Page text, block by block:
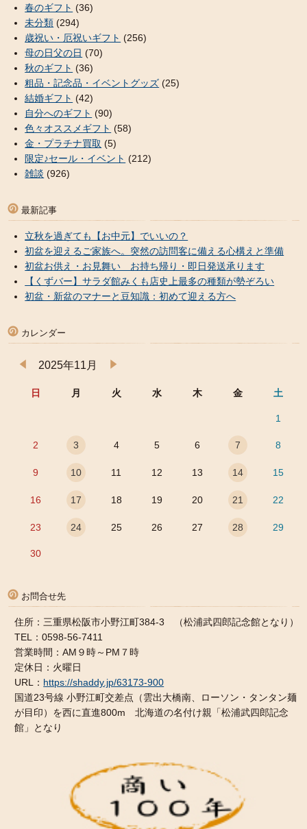
春のギフト (36)
未分類 (294)
歳祝い・厄祝いギフト (256)
母の日父の日 (70)
秋のギフト (36)
粗品・記念品・イベントグッズ (25)
結婚ギフト (42)
自分へのギフト (90)
色々オススメギフト (58)
金・プラチナ買取 (5)
限定♪セール・イベント (212)
雑談 (926)
最新記事
立秋を過ぎても【お中元】でいいの？
初盆を迎えるご家族へ。突然の訪問客に備える心構えと準備
初盆お供え・お見舞い お持ち帰り・即日発送承ります
【くずバー】サラダ館みくも店史上最多の種類が勢ぞろい
初盆・新盆のマナーと豆知識：初めて迎える方へ
カレンダー
2025年11月
日 月 火 水 木 金 土
1
2 3 4 5 6 7 8
9 10 11 12 13 14 15
16 17 18 19 20 21 22
23 24 25 26 27 28 29
30
お問合せ先
住所：三重県松阪市小野江町384-3 （松浦武四郎記念館となり）
TEL：0598-56-7411
営業時間：AM９時～PM７時
定休日：火曜日
URL： https://shaddy.jp/63173-900
国道23号線 小野江町交差点（雲出大橋南、ローソン・タンタン麺
が目印）を西に直進800m 北海道の名付け親「松浦武四郎記念
館」となり